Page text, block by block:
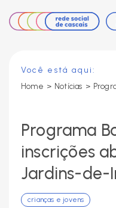
Você está aqui:
Home > Notícias >
Programa
inscrições
Jardins-de-
crianças e jovens